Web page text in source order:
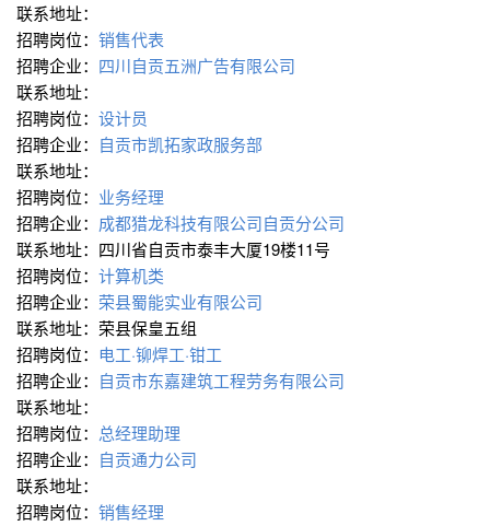
联系地址：
招聘岗位： 销售代表
招聘企业： 四川自贡五洲广告有限公司
联系地址：
招聘岗位： 设计员
招聘企业： 自贡市凯拓家政服务部
联系地址：
招聘岗位： 业务经理
招聘企业： 成都猎龙科技有限公司自贡分公司
联系地址：四川省自贡市泰丰大厦19楼11号
招聘岗位： 计算机类
招聘企业： 荣县蜀能实业有限公司
联系地址：荣县保皇五组
招聘岗位： 电工·铆焊工·钳工
招聘企业： 自贡市东嘉建筑工程劳务有限公司
联系地址：
招聘岗位： 总经理助理
招聘企业： 自贡通力公司
联系地址：
招聘岗位： 销售经理